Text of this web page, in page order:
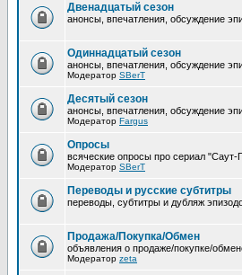
Двенадцатый сезон
анонсы, впечатления, обсуждение
Одиннадцатый сезон
анонсы, впечатления, обсуждение
Модератор SBerT
Десятый сезон
анонсы, впечатления, обсуждение
Модератор Fargus
Опросы
всяческие опросы про сериал "Саут-
Модератор SBerT
Переводы и русские субтитры
переводы, субтитры и дубляж
Продажа/Покупка/Обмен
объявления о продаже/покупке/
Модератор zeta